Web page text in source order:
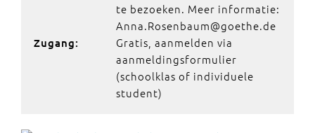
te bezoeken. Meer informatie:
Anna.Rosenbaum@goethe.de
Zugang:
Gratis, aanmelden via
aanmeldingsformulier
(schoolklas of individuele
student)